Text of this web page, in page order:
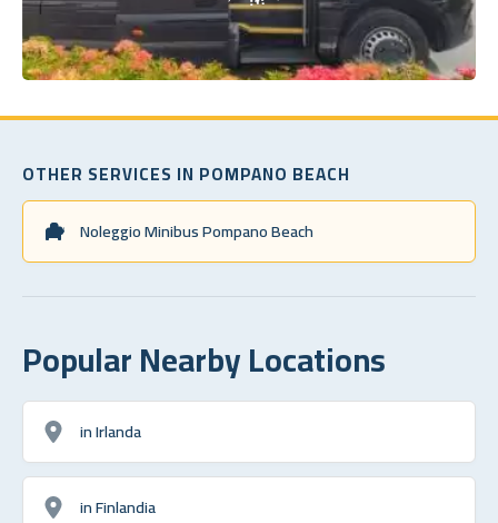
OTHER SERVICES IN POMPANO BEACH
Noleggio Minibus Pompano Beach
Popular Nearby Locations
in Irlanda
in Finlandia